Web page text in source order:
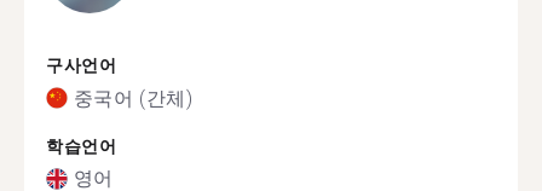
구사언어
중국어 (간체)
학습언어
영어